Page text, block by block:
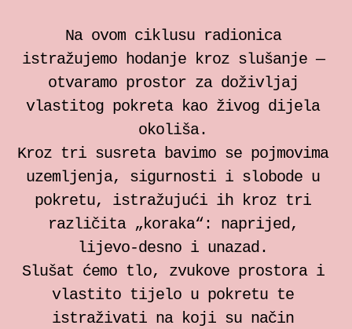
Kontakt
en
Na ovom ciklusu radionica
istražujemo hodanje kroz slušanje —
otvaramo prostor za doživljaj
vlastitog pokreta kao živog dijela
okoliša.
Kroz tri susreta bavimo se pojmovima
uzemljenja, sigurnosti i slobode u
pokretu, istražujući ih kroz tri
različita „koraka“: naprijed,
lijevo-desno i unazad.
Slušat ćemo tlo, zvukove prostora i
vlastito tijelo u pokretu te
istraživati na koji su način